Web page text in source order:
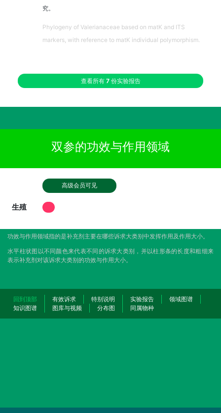
究。
Phylogeny of Valerianaceae based on matK and ITS
markers, with reference to matK individual polymorphism.
查看所有 7份实验报告
双参的功效与作用领域
高级会员可见
生殖
功效与作用领域指的是补充剂主要在哪些诉求大类别中发挥作用及作用大小。
水平柱状图以不同颜色来代表不同的诉求大类别，并以柱形条的长度和粗细来
表示补充剂对该诉求大类别的功效与作用大小。
回到顶部 有效诉求 特别说明 实验报告
领域图谱
知识图谱
图库与视频 分布图 同属物种